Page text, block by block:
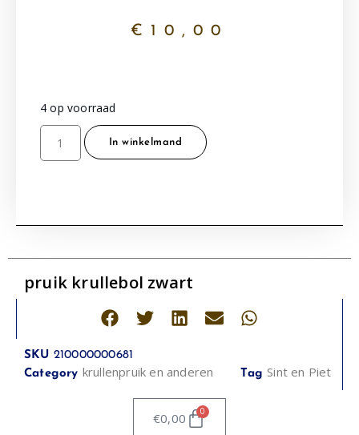
€ 10,00
4 op voorraad
In winkelmand
pruik krullebol zwart
SKU 210000000681
Category krullenpruik en anderen Tag Sint en Piet
€0,00 0